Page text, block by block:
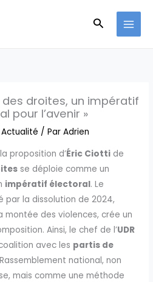
des droites, un impératif
pour l’avenir »
Actualité / ParAdrien
proposition d’Éric Ciotti de
se déploie comme un
impératif électoral. Le
par la dissolution de 2024,
montée des violences, crée un
Ainsi, le chef de l’UDR
avec les partis de
national, non
mais comme une méthode